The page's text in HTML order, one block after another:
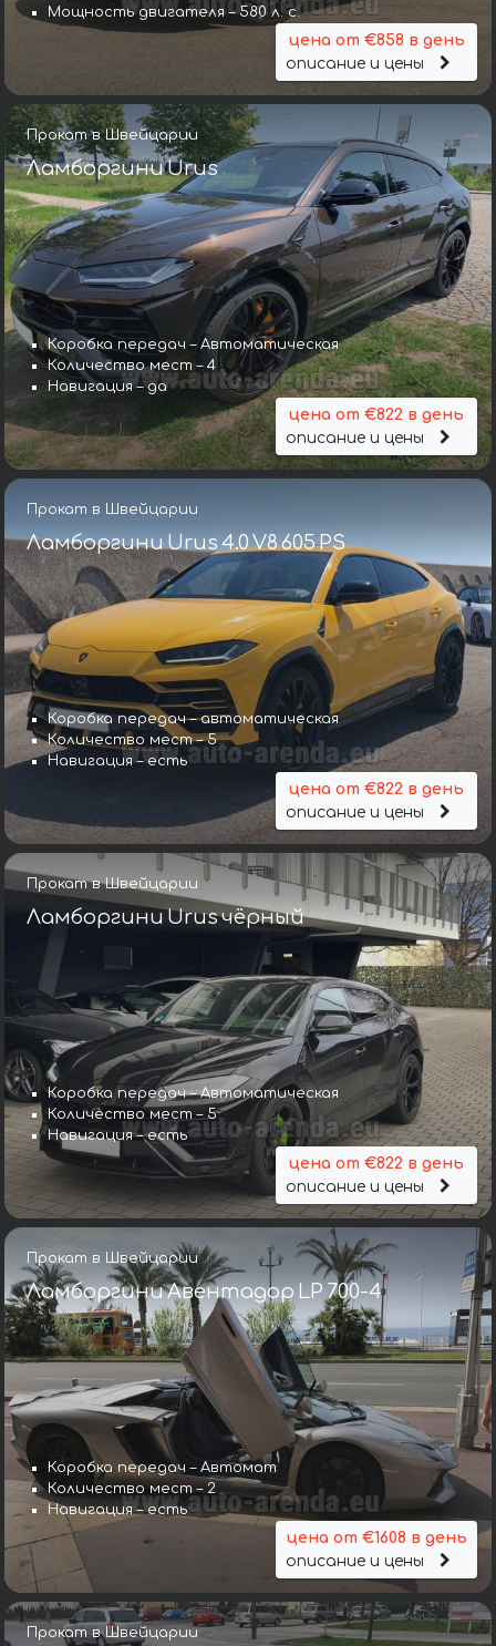
Мощность двигателя – 580 л. с.
цена от €858 в день
описание и цены
Прокат в Швейцарии
Ламборгини Urus
Коробка передач – Автоматическая
Количество мест – 4
Навигация – да
цена от €822 в день
описание и цены
Прокат в Швейцарии
Ламборгини Urus 4.0 V8 605 PS
Коробка передач – автоматическая
Количество мест – 5
Навигация – есть
цена от €822 в день
описание и цены
Прокат в Швейцарии
Ламборгини Urus чёрный
Коробка передач – Автоматическая
Количество мест – 5
Навигация – есть
цена от €822 в день
описание и цены
Прокат в Швейцарии
Ламборгини Авентадор LP 700-4
Коробка передач – Автомат
Количество мест – 2
Навигация – есть
цена от €1608 в день
описание и цены
Прокат в Швейцарии